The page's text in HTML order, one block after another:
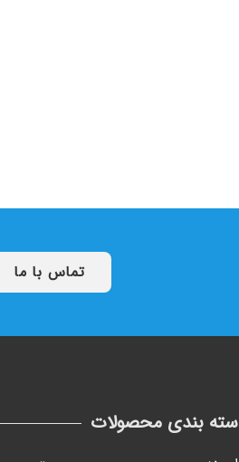
تماس با ما
بندی محصولات